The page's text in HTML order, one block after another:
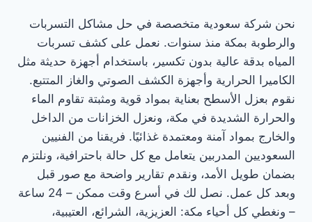
نحن شركة سعودية متخصصة في حل مشاكل التسربات
والرطوبة بمكة منذ سنوات. نعمل على كشف تسربات
المياه بدقة عالية بدون تكسير، باستخدام أجهزة حديثة مثل
الكاميرا الحرارية وأجهزة الكشف الصوتي والغاز المتتبع.
نقوم بعزل الأسطح بعناية بمواد قوية ومثبتة تقاوم الماء
والحرارة الشديدة في مكة، ونعزل الخزانات من الداخل
والخارج بمواد آمنة ومعتمدة غذائيًا. فريقنا من الفنيين
السعوديين المدربين يتعامل مع كل حالة باحترافية، ونلتزم
بضمان طويل الأمد، ونقدم تقارير واضحة مع صور قبل
وبعد كل عمل. نصل لك في أسرع وقت ممكن – 24 ساعة
– ونغطي كل أحياء مكة: العزيزية، الشرائع، العتيبية،